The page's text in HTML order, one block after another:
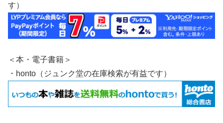
す）
＜本・電子書籍＞
・honto（ジュンク堂の在庫検索が有益です）